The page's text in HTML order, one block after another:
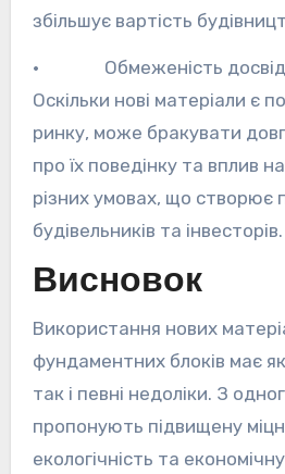
збільшує вартість
· Обмеженість досвіду
Оскільки нові матеріали є
ринку, може бракувати
про їх поведінку та вплив
різних умовах, що створює
будівельників та інвесторів.
Висновок
Використання нових
фундаментних блоків має
так і певні недоліки. З
пропонують підвищену
екологічність та